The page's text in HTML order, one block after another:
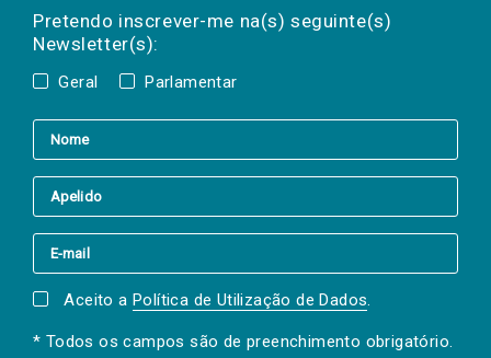
Pretendo inscrever-me na(s) seguinte(s)
Newsletter(s):
Geral Parlamentar
a(s) newsletter(s).
mail
Aceito a Política de Utilização de Dados.
* Todos os campos são de preenchimento obrigatório.